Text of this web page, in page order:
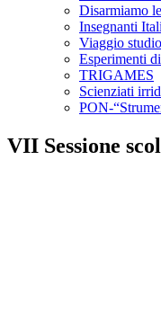
Disarmiamo
Insegnanti
Viaggio
Esperimenti
TRIGAMES
Scienziati
PON-
VII Sessione